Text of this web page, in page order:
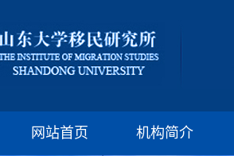
网站首页 机构简介